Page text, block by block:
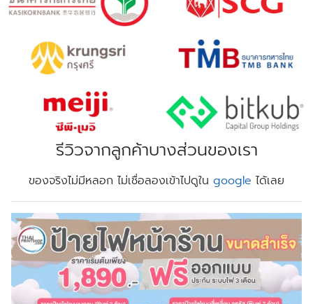
รีวิวจากลูกค้าบางส่วนของเรา
ของจริงไม่มีหลอก ไม่เชื่อลองเข้าไปดูใน google ได้เลย